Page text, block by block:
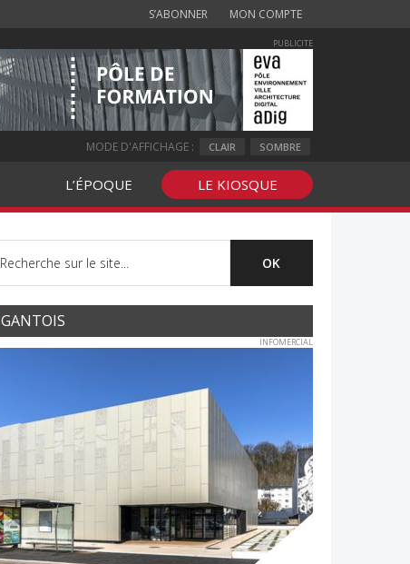
S’ABONNER MON COMPTE
PUBLICITE
MODE D'AFFICHAGE : CLAIR SOMBRE
L’ÉPOQUE LE KIOSQUE
GANTOIS
INFOMERCIAL